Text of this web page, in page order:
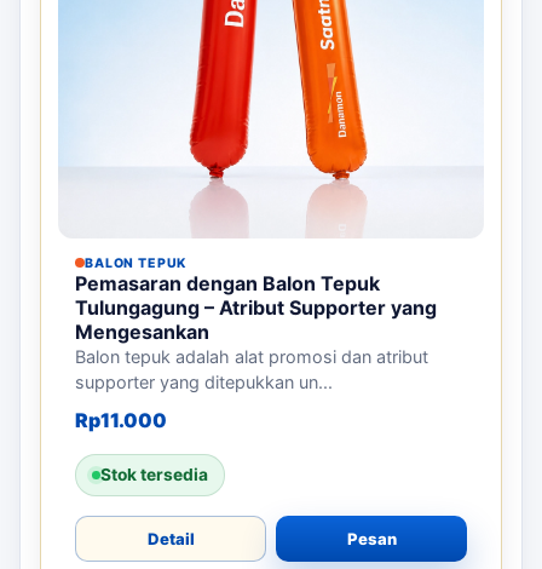
BALON TEPUK
Pemasaran dengan Balon Tepuk
Tulungagung – Atribut Supporter yang
Mengesankan
Balon tepuk adalah alat promosi dan atribut
supporter yang ditepukkan un...
Rp11.000
Stok tersedia
Detail Pesan